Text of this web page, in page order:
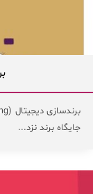
جایگاه برند نزد...